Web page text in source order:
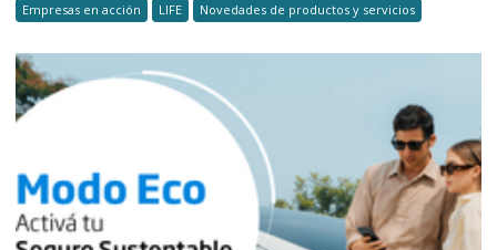
Empresas en acción LIFE Novedades de productos y servicios